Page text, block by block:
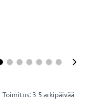
Toimitus: 3-5 arkipäivää